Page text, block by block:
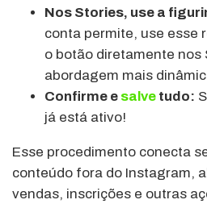
Nos Stories, use a
conta permite, use esse
o botão diretamente nos
abordagem mais
Confirme e salve tudo:
já está ativo!
Esse procedimento conecta
conteúdo fora do Instagram,
vendas, inscrições e outras